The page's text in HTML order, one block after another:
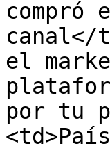
compró
canal</
el
por tu